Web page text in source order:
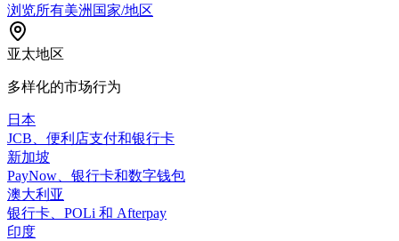
浏览所有美洲国家/地区
亚太地区
多样化的市场行为
日本
JCB、便利店支付和银行卡
新加坡
PayNow、银行卡和数字钱包
澳大利亚
银行卡、POLi 和 Afterpay
印度